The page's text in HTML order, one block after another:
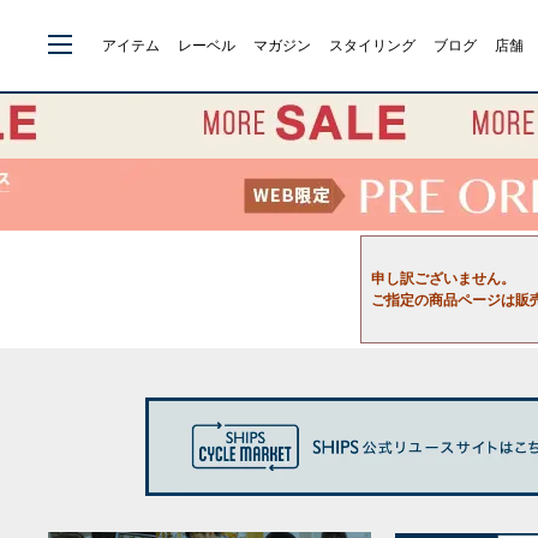
アイテム レーベル マガジン スタイリング ブログ 店舗
申し訳ございません。
ご指定の商品ページは販